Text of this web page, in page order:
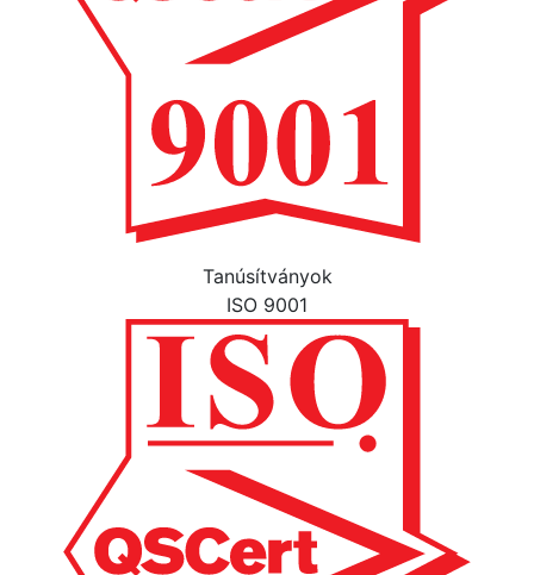
Tanúsítványok
ISO 9001